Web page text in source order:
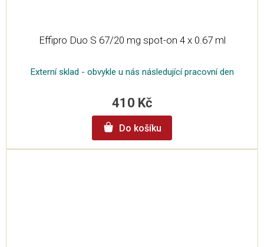
Effipro Duo S 67/20 mg spot-on 4 x 0.67 ml
Externí sklad - obvykle u nás následující pracovní den
410 Kč
Do košíku